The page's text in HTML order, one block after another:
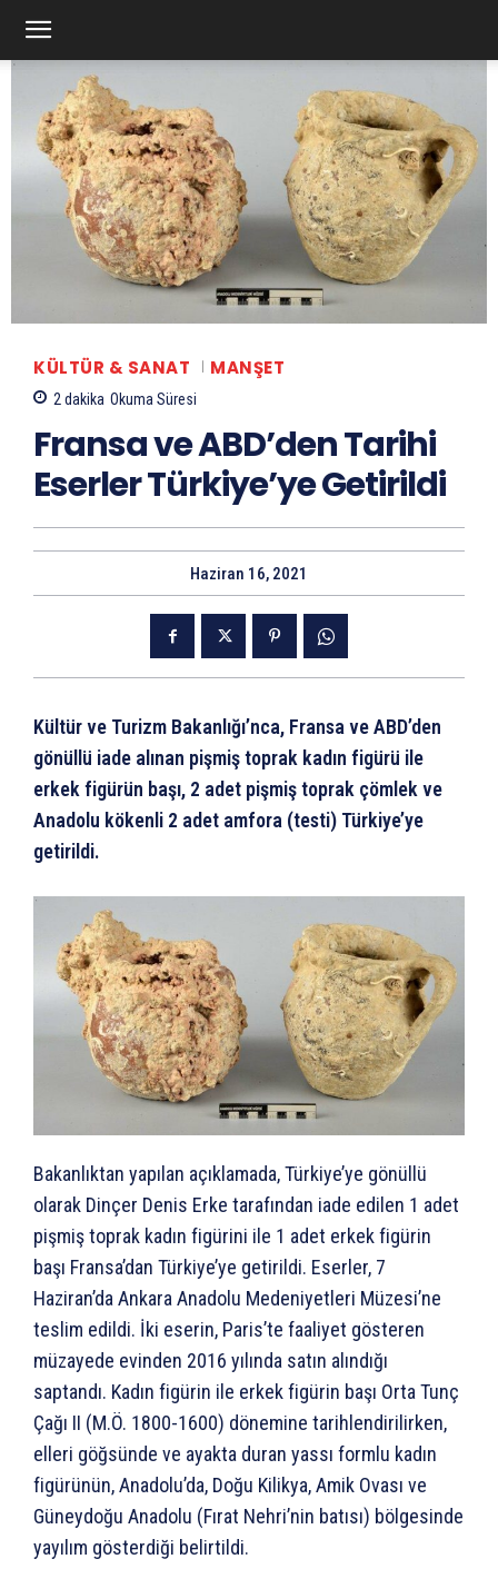
KÜLTÜR & SANAT MANŞET
2 dakika Okuma Süresi
Fransa ve ABD’den Tarihi
Eserler Türkiye’ye Getirildi
Haziran 16, 2021
Kültür ve Turizm Bakanlığı’nca, Fransa ve ABD’den
gönüllü iade alınan pişmiş toprak kadın figürü ile
erkek figürün başı, 2 adet pişmiş toprak çömlek ve
Anadolu kökenli 2 adet amfora (testi) Türkiye’ye
getirildi.
Bakanlıktan yapılan açıklamada, Türkiye’ye gönüllü
olarak Dinçer Denis Erke tarafından iade edilen 1 adet
pişmiş toprak kadın figürini ile 1 adet erkek figürin
başı Fransa’dan Türkiye’ye getirildi. Eserler, 7
Haziran’da Ankara Anadolu Medeniyetleri Müzesi’ne
teslim edildi. İki eserin, Paris’te faaliyet gösteren
müzayede evinden 2016 yılında satın alındığı
saptandı. Kadın figürin ile erkek figürin başı Orta Tunç
Çağı II (M.Ö. 1800-1600) dönemine tarihlendirilirken,
elleri göğsünde ve ayakta duran yassı formlu kadın
figürünün, Anadolu’da, Doğu Kilikya, Amik Ovası ve
Güneydoğu Anadolu (Fırat Nehri’nin batısı) bölgesinde
yayılım gösterdiği belirtildi.